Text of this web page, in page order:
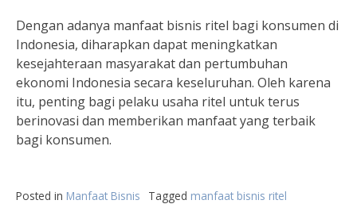
Dengan adanya manfaat bisnis ritel bagi konsumen di
Indonesia, diharapkan dapat meningkatkan
kesejahteraan masyarakat dan pertumbuhan
ekonomi Indonesia secara keseluruhan. Oleh karena
itu, penting bagi pelaku usaha ritel untuk terus
berinovasi dan memberikan manfaat yang terbaik
bagi konsumen.
Posted in Manfaat Bisnis Tagged manfaat bisnis ritel